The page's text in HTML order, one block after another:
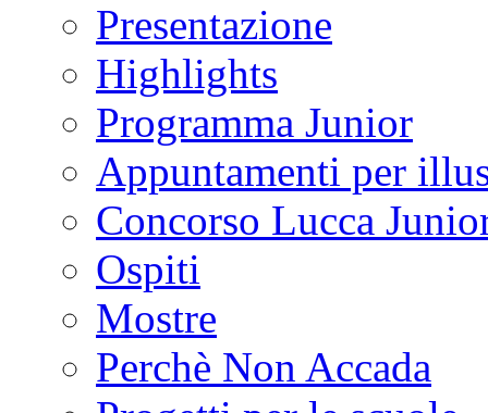
Presentazione
Highlights
Programma Junior
Appuntamenti per
Concorso Lucca
Ospiti
Mostre
Perchè Non Accada